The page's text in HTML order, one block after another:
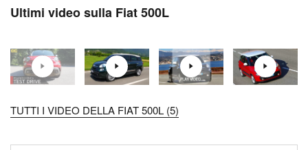
Ultimi video sulla Fiat 500L
TUTTI I VIDEO DELLA FIAT 500L (5)